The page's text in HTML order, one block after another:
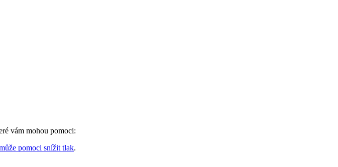
vám mohou pomoci:
pomoci snížit tlak.